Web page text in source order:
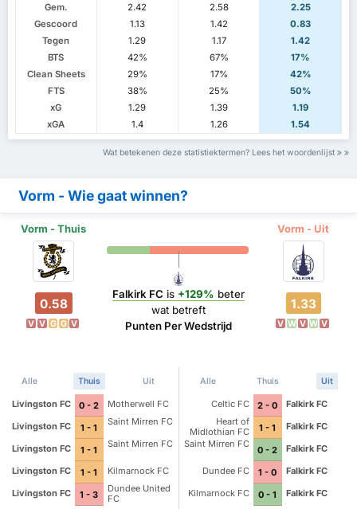
Gem.
2.42 2.58
2.25
Gescoord
1.13 1.42
0.83
Tegen
1.29 1.17
1.42
BTS
42% 67%
17%
Clean Sheets
29% 17%
42%
FTS
38% 25%
50%
xG
1.29 1.39
1.19
xGA
1.4 1.26 1.54
Wat betekenen deze statistiektermen? Lees het woordenlijst
Vorm - Wie gaat winnen?
Vorm - Thuis Vorm - Uit
0.58
V V G G V
Falkirk FC is +129% beter
wat betreft
Punten Per Wedstrijd
1.33
V W V W V
Alle Thuis Uit
Livingston FC 0 - 2
Motherwell FC
Livingston FC
1 - 1
Saint Mirren FC
Livingston FC 1 - 1
Saint Mirren FC
Livingston FC 1 - 1
Kilmarnock FC
Livingston FC
1 - 3
Dundee United
FC
Alle Thuis Uit
Celtic FC 2 - 0
Falkirk FC
Heart of
Midlothian FC
1 - 1
Falkirk FC
Saint Mirren FC
0 - 2
Falkirk FC
Dundee FC
1 - 0
Falkirk FC
Kilmarnock FC
0 - 1
Falkirk FC